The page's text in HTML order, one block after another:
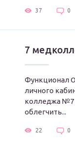
37 0
7
Функционал
личного
колледжа №7
облегчить...
22 0